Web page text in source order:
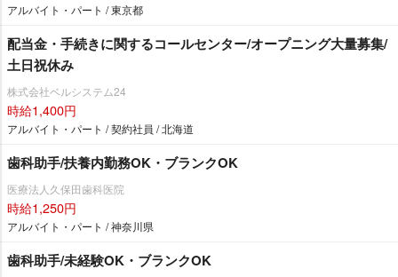
アルバイト・パート / 東京都
配当金・手続きに関するコールセンター/オープニング大量募集/
土日祝休み
株式会社ベルシステム24
時給1,400円
アルバイト・パート / 契約社員 / 北海道
歯科助手/扶養内勤務OK・ブランクOK
医療法人久保田歯科医院
時給1,250円
アルバイト・パート / 神奈川県
歯科助手/未経験OK・ブランクOK